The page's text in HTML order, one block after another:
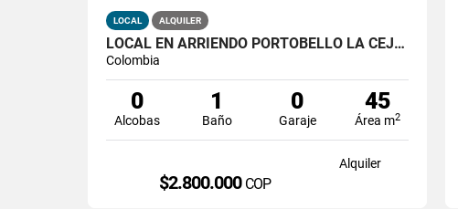
LOCAL ALQUILER
LOCAL EN ARRIENDO PORTOBELLO LA CEJA ANTIOQUIA
Colombia
0
Alcobas
1
Baño
0
Garaje
45
Área m2
Alquiler
$2.800.000 COP